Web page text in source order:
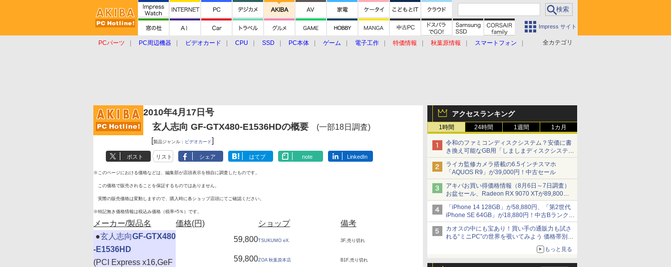
Impress サイト
全カテゴリ
PCパーツ PC周辺機器 ビデオカード CPU SSD PC本体 ゲーム 電子工作 特価情報 秋葉原情報
スマートフォン
アクセスランキング
1時間 24時間 1週間 1カ月
令和のファミコンディスクシステム？安価に書
き換え可能なGB用「しましまディスクシステ
ム」
ライカ監修カメラ搭載の6.5インチスマホ
「AQUOS R9」が39,000円！中古セール
アキバお買い得価格情報（8月6日～7日調査）
お盆セール、Radeon RX 9070 XTが89,800
円、水平周波数24.8kHz対応の17型モニターが
9,801円、暑さ指数連動セール ほか
「iPhone 14 128GB」が58,880円、「第2世代
iPhone SE 64GB」が18,880円！中古Bランク品
セール
カオスの中にも宝あり！買い手の通販力も試さ
れる“ミニPC”の世界を覗いてみよう 価格帯別に
仕様や特徴を整理、11製品をピックアップ text
もっと見る
2010年4月17日号
玄人志向 GF-GTX480-E1536HDの概要 (一部18日調査)
[製品ジャンル： ビデオカード]
ポスト リスト シェア はてブ note LinkedIn
※このページにおける価格などは、編集部が店頭表示を独自に調査したものです。
この価格で販売されることを保証するものではありません。
実際の販売価格は変動しますので、購入時に各ショップ店頭にてご確認ください。
※特記無き価格情報は税込み価格（税率=5％）です。
メーカー/製品名 価格(円) ショップ
備考
●玄人志向GF-GTX480
-E1536HD
(PCI Express x16,GeF
59,800TSUKUMO eX. 3F,売り切れ
59,800ZOA 秋葉原本店 B1F,売り切れ